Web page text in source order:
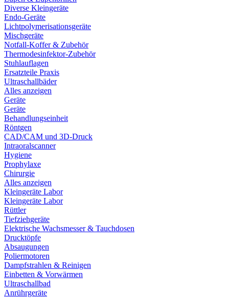
Diverse Kleingeräte
Endo-Geräte
Lichtpolymerisationsgeräte
Mischgeräte
Notfall-Koffer & Zubehör
Thermodesinfektor-Zubehör
Stuhlauflagen
Ersatzteile Praxis
Ultraschallbäder
Alles anzeigen
Geräte
Geräte
Behandlungseinheit
Röntgen
CAD/CAM und 3D-Druck
Intraoralscanner
Hygiene
Prophylaxe
Chirurgie
Alles anzeigen
Kleingeräte Labor
Kleingeräte Labor
Rüttler
Tiefziehgeräte
Elektrische Wachsmesser & Tauchdosen
Drucktöpfe
Absaugungen
Poliermotoren
Dampfstrahlen & Reinigen
Einbetten & Vorwärmen
Ultraschallbad
Anrührgeräte